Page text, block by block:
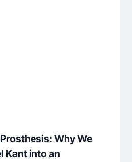
Why We
Kant into an